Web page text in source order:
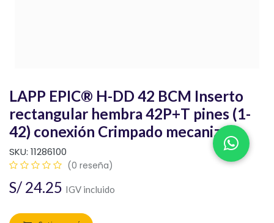
LAPP EPIC® H-DD 42 BCM Inserto
rectangular hembra 42P+T pines (1-
42) conexión Crimpado mecanizado
SKU: 11286100
(0 reseña)
S/ 24.25 IGV incluido